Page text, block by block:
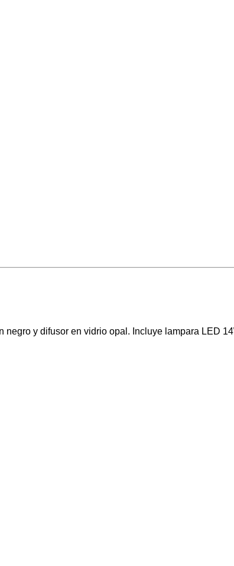
y difusor en vidrio opal. Incluye lampara LED